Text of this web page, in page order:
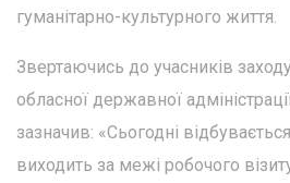
гуманітарно-культурного життя.
Звертаючись до учасників
обласної державної
зазначив: «Сьогодні
виходить за межі робочого